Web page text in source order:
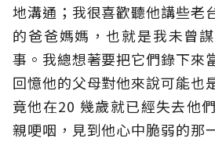
地溝通；我很喜歡聽他講些老
的爸爸媽媽，也就是我未曾
事。我總想著要把它們錄下來
回憶他的父母對他來說可能也
竟他在20 幾歲就已經失去他
親哽咽，見到他心中脆弱的那